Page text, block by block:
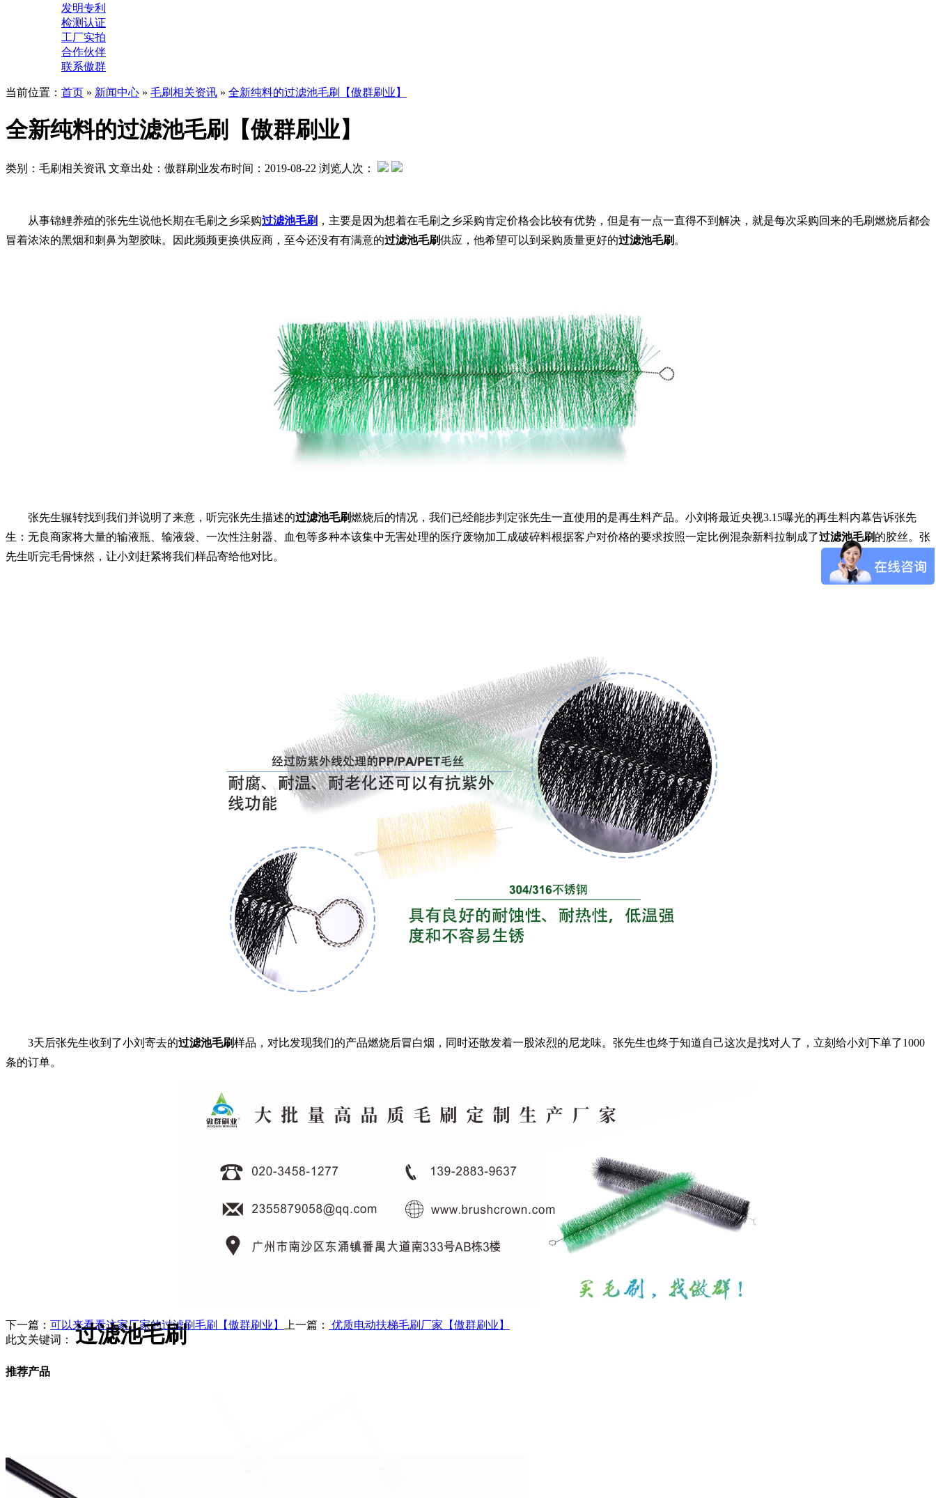
发明专利
检测认证
工厂实拍
合作伙伴
联系傲群
当前位置： 首页 » 新闻中心 » 毛刷相关资讯 » 全新纯料的过滤池毛刷【傲群刷业】
全新纯料的过滤池毛刷【傲群刷业】
类别：毛刷相关资讯 文章出处：傲群刷业发布时间：2019-08-22 浏览人次：
从事锦鲤养殖的张先生说他长期在毛刷之乡采购过滤池毛刷 ，主要是因为想着在毛刷之乡采购肯定价格会比较有优势，但是有一点一直得不到解决，就是每次采购回来的毛刷燃烧后都会
冒着浓浓的黑烟和刺鼻为塑胶味。因此频频更换供应商，至今还没有有满意的过滤池毛刷供应，他希望可以到采购质量更好的过滤池毛刷 。
张先生辗转找到我们并说明了来意，听完张先生描述的过滤池毛刷燃烧后的情况，我们已经能步判定张先生一直使用的是再生料产品。小刘将最近央视3.15曝光的再生料内幕告诉张先
生：无良商家将大量的输液瓶、输液袋、一次性注射器、血包等多种本该集中无害处理的医疗废物加工成破碎料根据客户对价格的要求按照一定比例混杂新料拉制成了过滤池毛刷 的胶丝。张
先生听完毛骨悚然，让小刘赶紧将我们样品寄给他对比。
3天后张先生收到了小刘寄去的过滤池毛刷样品，对比发现我们的产品燃烧后冒白烟，同时还散发着一股浓烈的尼龙味。张先生也终于知道自己这次是找对人了，立刻给小刘下单了1000
条的订单。
下一篇： 可以来看看这家厂家的过滤刷毛刷【傲群刷业】 上一篇：
优质电动扶梯毛刷厂家【傲群刷业】
此文关键词：
过滤池毛刷
推荐产品